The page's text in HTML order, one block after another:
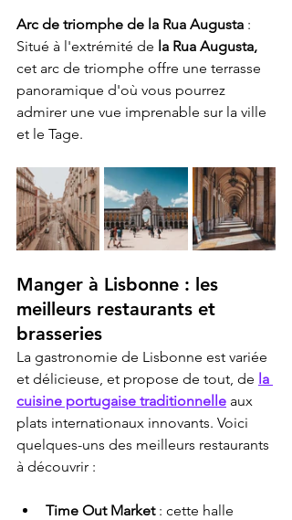
Arc de triomphe de la Rua Augusta :
Situé à l'extrémité de la Rua Augusta,
cet arc de triomphe offre une terrasse
panoramique d'où vous pourrez
admirer une vue imprenable sur la ville
et le Tage.
Manger à Lisbonne : les
meilleurs restaurants et
brasseries
La gastronomie de Lisbonne est variée
et délicieuse, et propose de tout, de la
cuisine portugaise traditionnelle aux
plats internationaux innovants. Voici
quelques-uns des meilleurs restaurants
à découvrir :
Time Out Market : cette halle